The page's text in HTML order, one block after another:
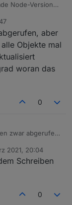
Node-Versionen
damit überhaupt
super.
dann vielleicht
das macht
richtig
super mit
bitte immer mit
aber
Objekte mal
woran das
0
zwar abgerufen,
die Daten wieder
Ich schau
2021, 20:04
Schreiben
0